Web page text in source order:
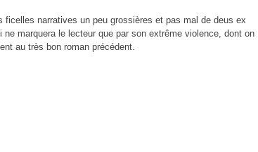
ficelles narratives un peu grossières et pas mal de deus ex
marquera le lecteur que par son extrême violence, dont on
au très bon roman précédent.